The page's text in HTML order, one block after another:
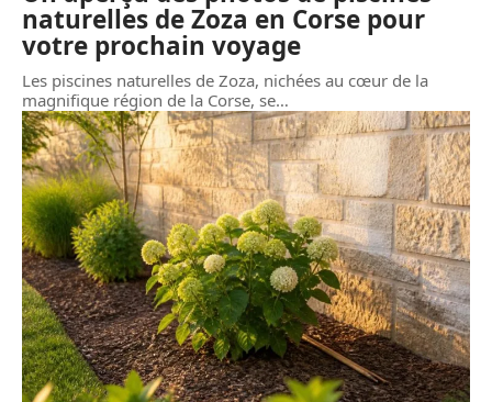
naturelles de Zoza en Corse pour
votre prochain voyage
Les piscines naturelles de Zoza, nichées au cœur de la
magnifique région de la Corse, se…